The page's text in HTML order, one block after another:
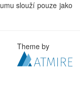
slouží pouze jako
Theme by